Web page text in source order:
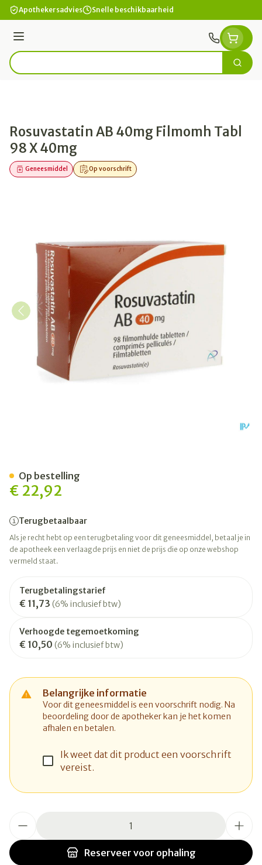
Ga naar de inhoud
Apothekersadvies Snelle beschikbaarheid
Menu
Product, merk, categorie... Zoek
Rosuvastatin AB 40mg Filmomh Tabl
98 X 40mg
Op voorschrift
Geneesmiddel
€ 22,92
Terugbetaalbaar
Als je recht hebt op een terugbetaling voor dit geneesmiddel, betaal je in
de apotheek een verlaagde prijs en niet de prijs die op onze webshop
vermeld staat.
Terugbetalingstarief
€ 11,73 (6% inclusief btw)
Verhoogde tegemoetkoming
€ 10,50 (6% inclusief btw)
Belangrijke informatie
Voor dit geneesmiddel is een voorschrift nodig. Na
beoordeling door de apotheker kan je het komen
afhalen en betalen.
Ik weet dat dit product een voorschrift
vereist.
Reserveer voor ophaling
Op bestelling